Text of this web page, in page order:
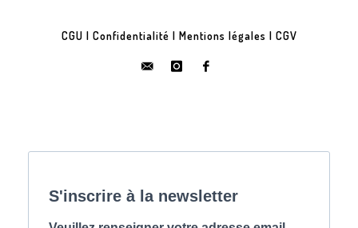
CGU | Confidentialité | Mentions légales | CGV